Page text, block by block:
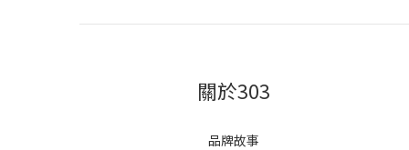
關於303
品牌故事